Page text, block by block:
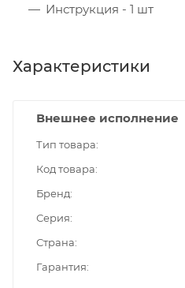
Инструкция - 1 шт
Характеристики
Внешнее исполнение
Тип товара
Код товара
Бренд
Серия
Страна
Гарантия